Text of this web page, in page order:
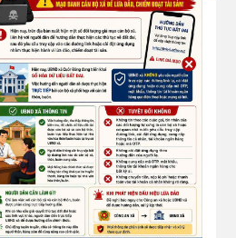
(14/05/2026)
Chương trình kỷ niệm 85 năm
ngày thành lập Đội TNTP Hồ Chí
Minh (15/05/1941 –
15/05/2026) và kỷ niệm 136
năm ngày sinh Chủ tịch Hồ Chí
Minh (19/05/1890 –
19/05/2026).
(14/05/2026)
Thông báo tiếp nhận phản ánh,